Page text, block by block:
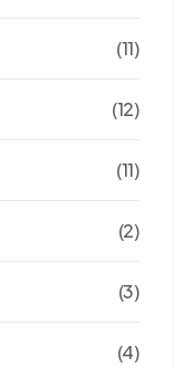
(11)
(12)
(11)
(2)
(3)
(4)